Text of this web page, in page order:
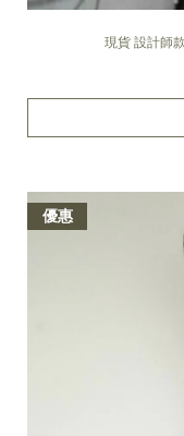
現貨 設計師
優惠